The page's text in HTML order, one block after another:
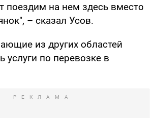
поездим на нем здесь вместо
– сказал Усов.
из других областей
услуги по перевозке в